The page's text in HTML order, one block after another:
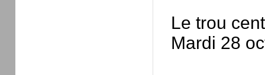
Le trou
Mardi 28